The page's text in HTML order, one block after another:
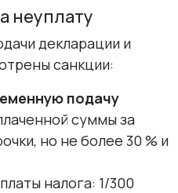
неуплату
декларации и
санкции:
подачу
суммы за
но не более 30 % и
налога: 1/300